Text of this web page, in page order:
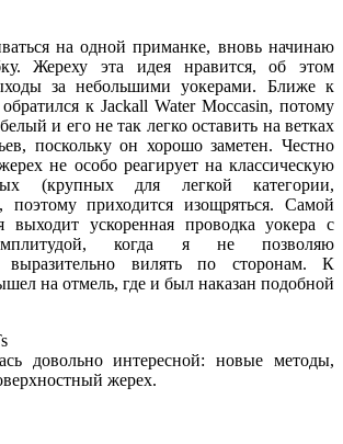
на одной приманке, вновь начинаю
Жереху эта идея нравится, об этом
за небольшимиуокерами. Ближе к
к Jackall Water Moccasin, потому
и его не так легко оставить на ветках
поскольку он хорошо заметен. Честно
не особо реагирует на классическую
(крупных для легкой категории,
, поэтому приходится изощряться. Самой
выходит ускоренная проводкауокера с
когда я не позволяю
вилять по сторонам. К
на отмель, где и был наказан подобной
довольно интересной: новые методы,
жерех.